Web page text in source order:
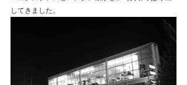
してきました。